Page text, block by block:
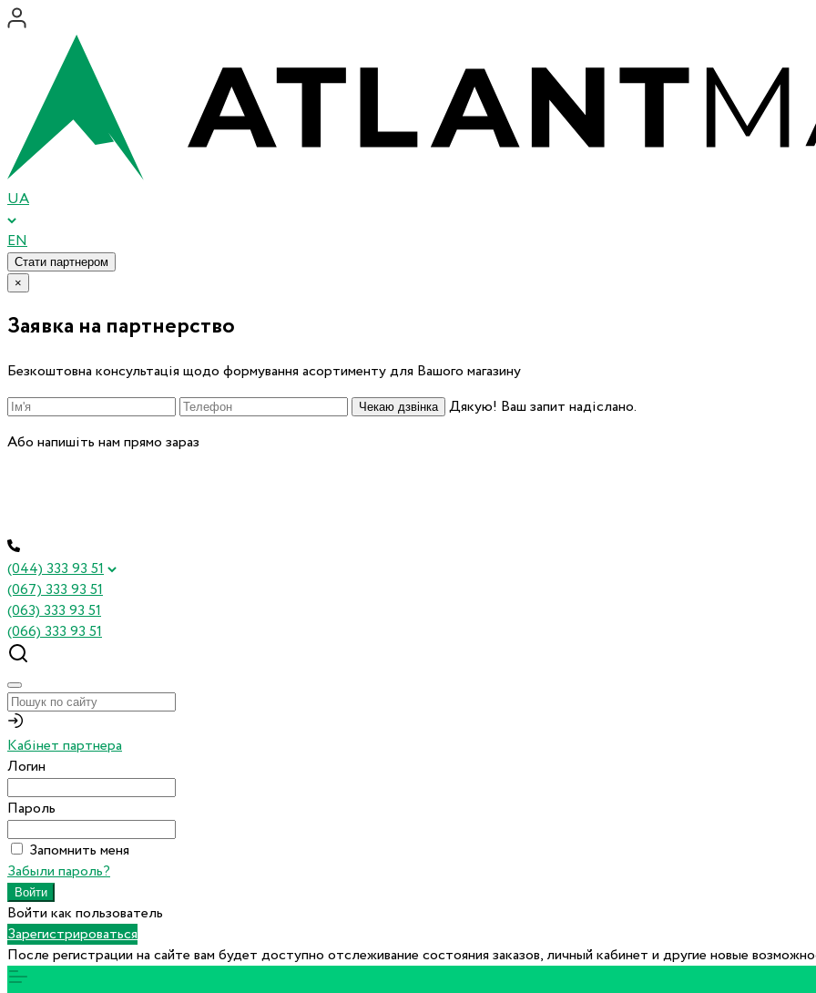
UA
EN
Стати партнером
×
Заявка на партнерство
Безкоштовна консультація щодо формування асортименту для Вашого магазину
Чекаю дзвінка
Дякую! Ваш запит надіслано.
Або напишіть нам прямо зараз
(044) 333 93 51
(067) 333 93 51
(063) 333 93 51
(066) 333 93 51
Кабінет партнера
Логин
Пароль
Запомнить меня
Забыли пароль?
Войти как пользователь
Зарегистрироваться
После регистрации на сайте вам будет доступно отслеживание состояния заказов, личный кабинет и другие новые